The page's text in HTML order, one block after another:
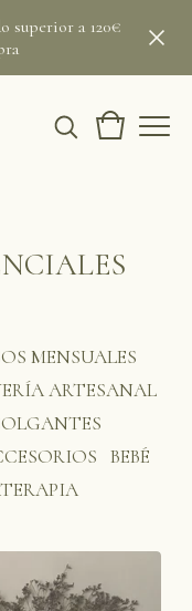
superior a 120€
MENSUALES
ARTESANAL
BEBÉ